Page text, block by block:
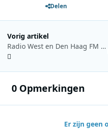
Delen
Vorig artikel
Radio West en Den Haag FM starten opnieuw inzamelactie voor kinderen in armoede
0 Opmerkingen
Er zijn geen